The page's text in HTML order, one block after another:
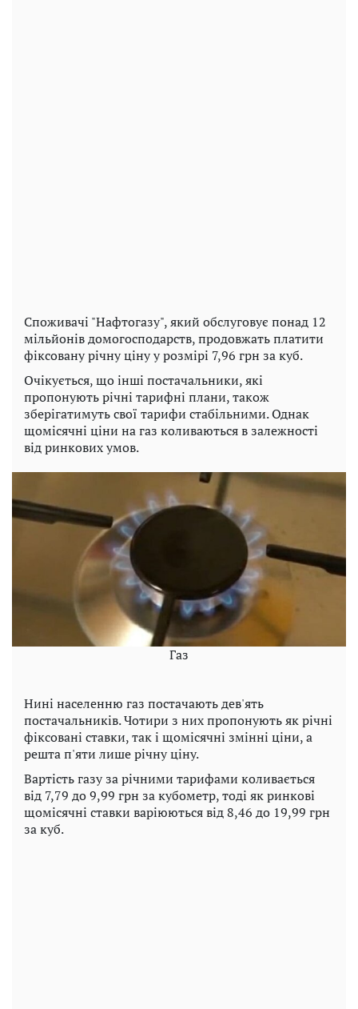
Споживачі "Нафтогазу", який обслуговує понад 12
мільйонів домогосподарств, продовжать платити
фіксовану річну ціну у розмірі 7,96 грн за куб.
Очікується, що інші постачальники, які
пропонують річні тарифні плани, також
зберігатимуть свої тарифи стабільними. Однак
щомісячні ціни на газ коливаються в залежності
від ринкових умов.
Газ
Нині населенню газ постачають дев'ять
постачальників. Чотири з них пропонують як річні
фіксовані ставки, так і щомісячні змінні ціни, а
решта п'яти лише річну ціну.
Вартість газу за річними тарифами коливається
від 7,79 до 9,99 грн за кубометр, тоді як ринкові
щомісячні ставки варіюються від 8,46 до 19,99 грн
за куб.